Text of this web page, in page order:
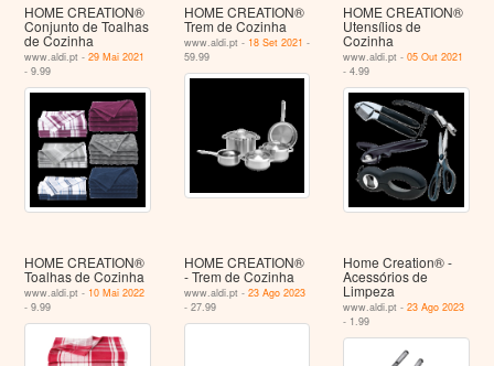
HOME CREATION®
Conjunto de Toalhas
de Cozinha
www.aldi.pt -29 Mai 2021
- 9.99
HOME CREATION®
Trem de Cozinha
www.aldi.pt - 18 Set 2021 -
59.99
HOME CREATION®
Utensílios de
Cozinha
www.aldi.pt -05 Out 2021
- 4.99
HOME CREATION®
Toalhas de Cozinha
www.aldi.pt - 10 Mai 2022
- 9.99
HOME CREATION®
- Trem de Cozinha
www.aldi.pt - 23 Ago 2023
- 27.99
Home Creation® -
Acessórios de
Limpeza
www.aldi.pt -23 Ago 2023
- 1.99